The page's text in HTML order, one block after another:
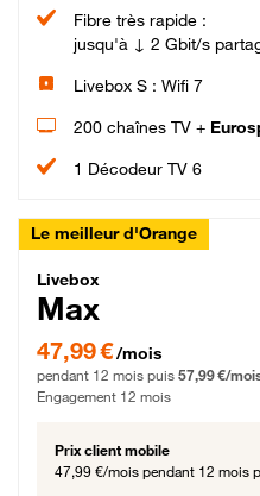
Fibre très rapide :
jusqu'à ↓ 2 Gbit/s
Livebox S : Wifi 7
200 chaînes TV +
1 Décodeur TV 6
Le meilleur d'Orange
Livebox Max
Livebox
Max
47,99 € par mois pendant 12
47,99 €/mois
pendant 12 mois puis 57,99 €/
Engagement 12 mois
Prix client mobile
47,99 €/mois pendant 12 mois